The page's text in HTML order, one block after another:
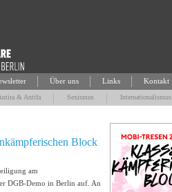
Über uns Links Kontakt
& Antifa Sexismus Internationalismus
Block
am
DGB-Demo in Berlin auf. An